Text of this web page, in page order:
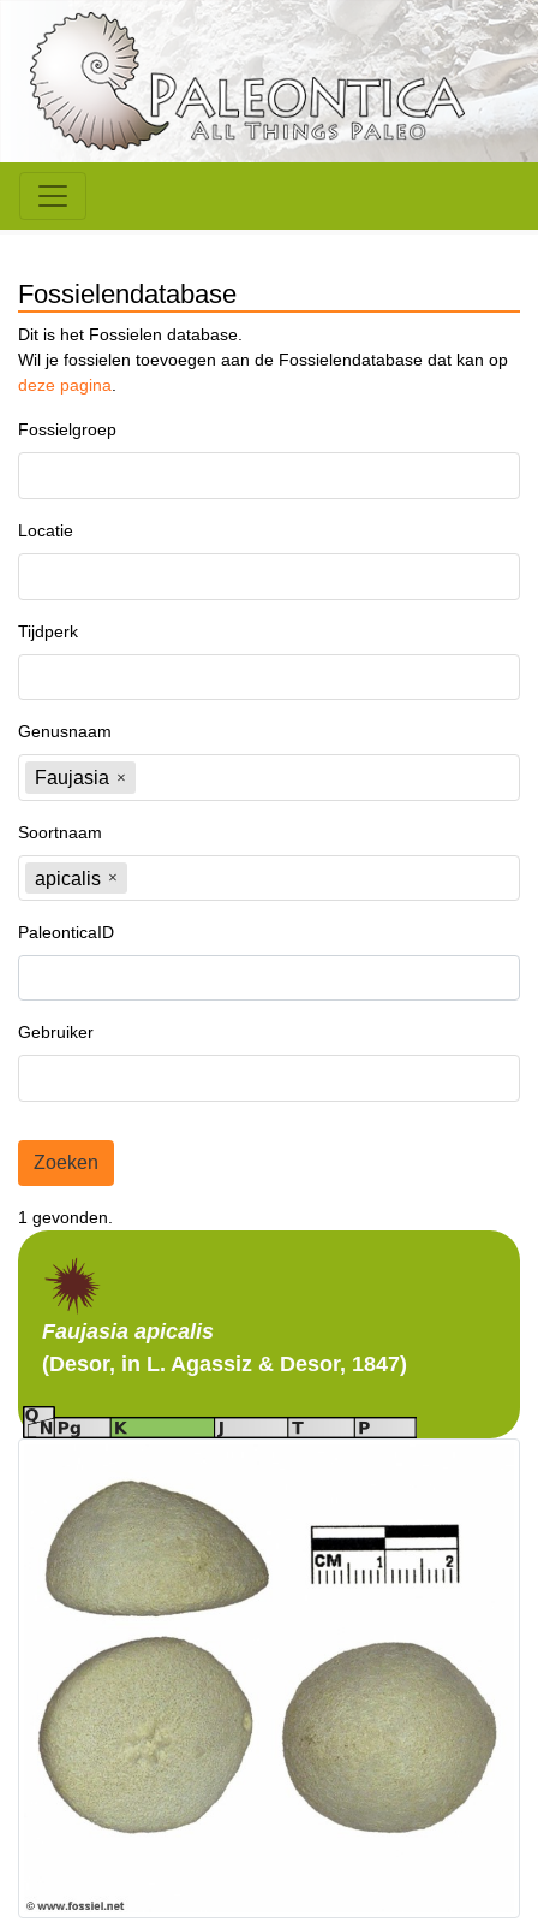
Fossielendatabase
Dit is het Fossielen database.
Wil je fossielen toevoegen aan de Fossielendatabase dat kan op
deze pagina.
Fossielgroep
Locatie
Tijdperk
Genusnaam
Faujasia
Soortnaam
apicalis
PaleonticaID
Gebruiker
Zoeken
1 gevonden.
Faujasia apicalis
(Desor, in L. Agassiz & Desor, 1847)